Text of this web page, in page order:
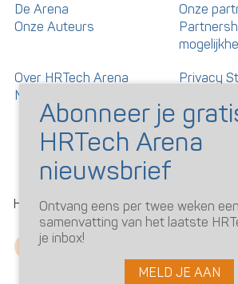
De Arena
Onze Auteurs
Onze
Over HRTech Arena
Nieuwsbrief
Privacy
reacties
HRTechArena 2026
Ontvang eens per twee weken een
samenvatting van het laatste
je inbox!
MELD JE AAN